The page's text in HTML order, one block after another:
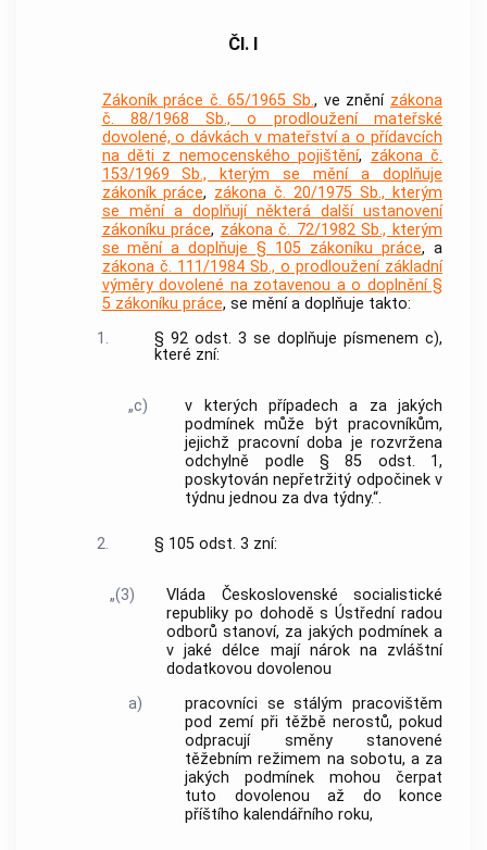
Čl. I
Zákoník práce č. 65/1965 Sb., ve znění zákona
č. 88/1968 Sb., o prodloužení mateřské
dovolené, o dávkách v mateřství a o přídavcích
na děti z nemocenského pojištění, zákona č.
153/1969 Sb., kterým se mění a doplňuje
zákoník práce, zákona č. 20/1975 Sb., kterým
se mění a doplňují některá další ustanovení
zákoníku práce, zákona č. 72/1982 Sb., kterým
se mění a doplňuje § 105 zákoníku práce, a
zákona č. 111/1984 Sb., o prodloužení základní
výměry dovolené na zotavenou a o doplnění §
5 zákoníku práce, se mění a doplňuje takto:
1.
§ 92 odst. 3 se doplňuje písmenem c),
které zní:
„c)
v kterých případech a za jakých
podmínek může být pracovníkům,
jejichž pracovní doba je rozvržena
odchylně podle § 85 odst. 1,
poskytován nepřetržitý odpočinek v
týdnu jednou za dva týdny.“.
2. § 105 odst. 3 zní:
„(3)
Vláda Československé socialistické
republiky po dohodě s Ústřední radou
odborů stanoví, za jakých podmínek a
v jaké délce mají nárok na zvláštní
dodatkovou dovolenou
a)
pracovníci se stálým pracovištěm
pod zemí při těžbě nerostů, pokud
odpracují směny stanovené
těžebním režimem na sobotu, a za
jakých podmínek mohou čerpat
tuto dovolenou až do konce
příštího kalendářního roku,